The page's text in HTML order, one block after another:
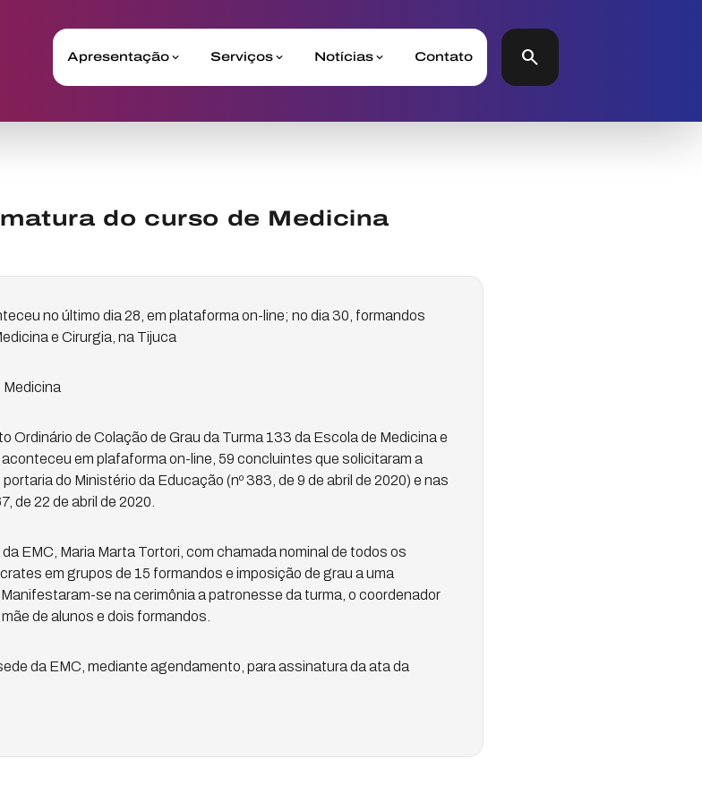
Apresentação Serviços Notícias Contato search
do curso de Medicina
no último dia 28, em plataforma on-line; no dia 30, formandos
e Cirurgia, na Tijuca
Ordinário de Colação de Grau da Turma 133 da Escola de Medicina e
em plafaforma on-line, 59 concluintes que solicitaram a
do Ministério da Educação (nº 383, de 9 de abril de 2020) e nas
de 22 de abril de 2020.
EMC, Maria Marta Tortori, com chamada nominal de todos os
em grupos de 15 formandos e imposição de grau a uma
se na cerimônia a patronesse da turma, o coordenador
de alunos e dois formandos.
da EMC, mediante agendamento, para assinatura da ata da